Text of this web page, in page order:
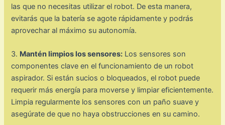
las que no necesitas utilizar el robot. De esta manera,
evitarás que la batería se agote rápidamente y podrás
aprovechar al máximo su autonomía.
3. Mantén limpios los sensores: Los sensores son
componentes clave en el funcionamiento de un robot
aspirador. Si están sucios o bloqueados, el robot puede
requerir más energía para moverse y limpiar eficientemente.
Limpia regularmente los sensores con un paño suave y
asegúrate de que no haya obstrucciones en su camino.